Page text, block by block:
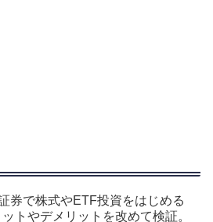
券で株式やETF投資をはじめる
ットやデメリットを改めて検証。